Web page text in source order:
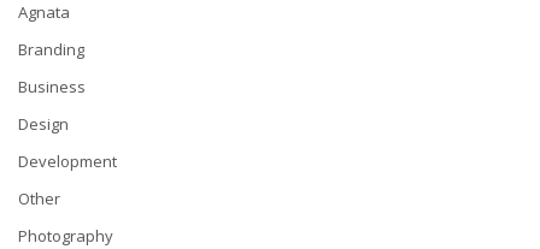
Agnata
Branding
Business
Design
Development
Other
Photography